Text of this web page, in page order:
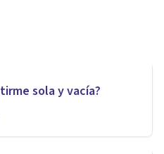
sola y vacía?